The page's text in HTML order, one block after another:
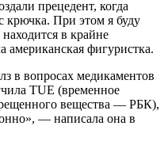
прецедент, когда
крючка. При этом я буду
в крайне
фигуристка.
в вопросах медикаментов
TUE (временное
вещества — РБК),
— написала она в